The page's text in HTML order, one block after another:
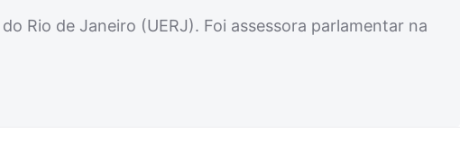
Rio de Janeiro (UERJ). Foi assessora parlamentar na